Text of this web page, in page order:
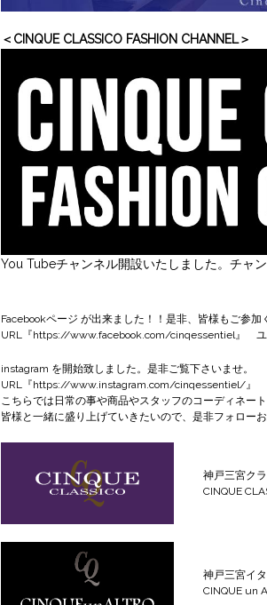
＜CINQUE CLASSICO FASHION CHANNEL＞
You Tubeチャンネル開設いたしました。チャ
Facebookページ が出来ました！！是非、皆様もご参加
URL『https://www.facebook.com/cinqessentiel』 ユ
instagram を開始致しました。是非ご覧下さいませ。
URL『https://www.instagram.com/cinqessentiel/』
こちらでは日常の事や商品やスタッフのコーディネート
皆様と一緒に盛り上げていきたいので、是非フォロ
神戸三宮ク
CINQUE
神戸三宮イ
CINQUE un